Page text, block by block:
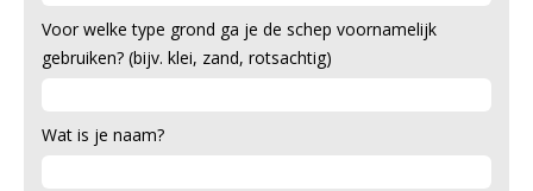
Voor welke type grond ga je de schep voornamelijk
gebruiken? (bijv. klei, zand, rotsachtig)
Wat is je naam?